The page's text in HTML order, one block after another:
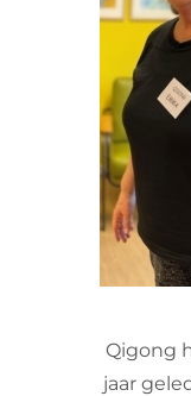
VRIJWILLIGERS
CONTACT
Qigong
jaar